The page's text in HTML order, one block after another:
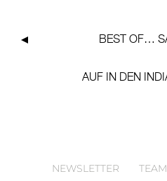
BEST OF…
AUF IN DEN
NEWSLETTER TEAM